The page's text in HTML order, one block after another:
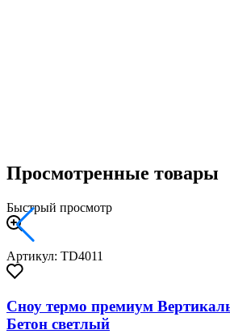
Просмотренные товары
Быстрый просмотр
Артикул: TD4011
Сноу термо премиум
Бетон светлый